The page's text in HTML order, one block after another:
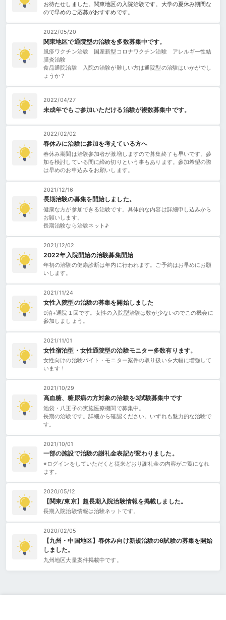
お待たせしました。関東地区の入院治験です。大学の夏休み期間な
ので早めのご応募がおすすめです。
2022/05/20
関東地区で通院型の治験を多数募集中です。
風疹ワクチン治験 国産新型コロナワクチン治験 アレルギー性結
膜炎治験
食品通院治験 入院の治験が難しい方は通院型の治験はいかがでし
ょうか？
2022/04/27
未成年でもご参加いただける治験が複数募集中です。
2022/02/02
春休みに治験に參加を考えている方へ
春休み期間は治験参加者が激増しますので募集終了も早いです。參
加を検討している間に締め切りという事もあります。參加希望の際
は早めのお申込みをお願いします。
2021/12/16
長期治験の募集を開始しました。
健康な方が参加できる治験です。具体的な内容は詳細申し込みから
お願いします。
長期治験なら治験ネット♪
2021/12/02
2022年入院開始の治験募集開始
年初の治験の健康診断は年内に行われます。ご予約はお早めにお願
いします。
2021/11/24
女性入院型の治験の募集を開始しました
9泊+通院１回です。女性の入院型治験は数が少ないのでこの機会に
參加しましょう。
2021/11/01
女性宿泊型・女性通院型の治験モニター多数有ります。
女性向けの治験バイト・モニター案件の取り扱いを大幅に増強して
います！
2021/10/29
高血糖、糖尿病の方対象の治験を3試験募集中です
池袋・八王子の実施医療機関で募集中。
長期の治験です。詳細から確認ください。いずれも魅力的な治験で
す。
2021/10/01
一部の施設で治験の謝礼金表記が変わりました。
※ログインをしていただくと従来どおり謝礼金の内容がご覧になれ
ます。
2020/05/12
【関東/東京】超長期入院治験情報を掲載しました。
長期入院治験情報は治験ネットです。
2020/02/05
【九州・中国地区】春休み向け新規治験の6試験の募集を開始
しました。
九州地区大量案件掲載中です。